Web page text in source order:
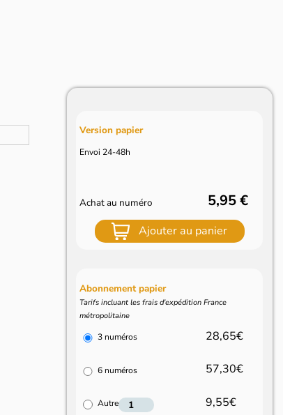
Version papier
Envoi 24-48h
Achat au numéro 5,95 €
Ajouter au panier
Abonnement papier
Tarifs incluant les frais d'expédition France
métropolitaine
3 numéros 28,65€
6 numéros 57,30€
Autre 9,55€